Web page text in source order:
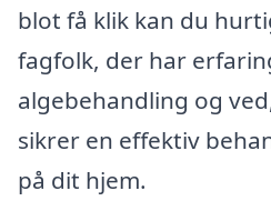
blot få klik kan du
fagfolk, der har
algebehandling og
sikrer en effektiv
på dit hjem.